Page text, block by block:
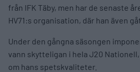
från IFK Täby, men har de senaste
HV71:s organisation, där han även
Under den gångna säsongen
vann skytteligan i hela J20
om hans spetskvaliteter.